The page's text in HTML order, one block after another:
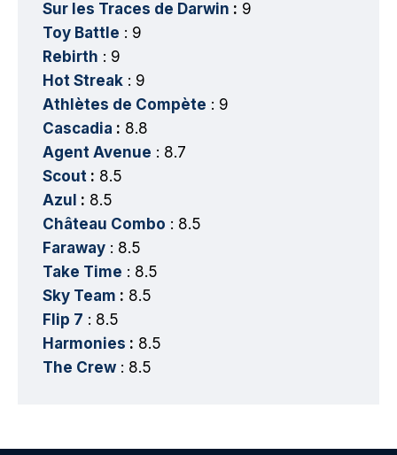
Sur les Traces de Darwin : 9
Toy Battle : 9
Rebirth : 9
Hot Streak : 9
Athlètes de Compète : 9
Cascadia : 8.8
Agent Avenue : 8.7
Scout : 8.5
Azul : 8.5
Château Combo : 8.5
Faraway : 8.5
Take Time : 8.5
Sky Team : 8.5
Flip 7 : 8.5
Harmonies : 8.5
The Crew : 8.5